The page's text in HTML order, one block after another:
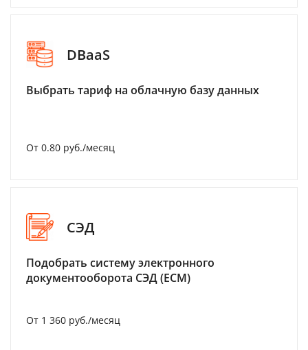
DBaaS
Выбрать тариф на облачную базу данных
От 0.80 руб./месяц
СЭД
Подобрать систему электронного
документооборота СЭД (ECM)
От 1 360 руб./месяц